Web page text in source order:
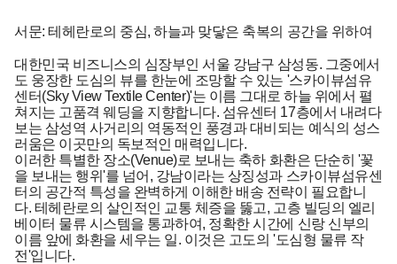
서문: 테헤란로의 중심, 하늘과 맞닿은 축복의 공간을 위하여
대한민국 비즈니스의 심장부인 서울 강남구 삼성동. 그중에서
도 웅장한 도심의 뷰를 한눈에 조망할 수 있는 '스카이뷰섬유
센터(Sky View Textile Center)'는 이름 그대로 하늘 위에서 펼
쳐지는 고품격 웨딩을 지향합니다. 섬유센터 17층에서 내려다
보는 삼성역 사거리의 역동적인 풍경과 대비되는 예식의 성스
러움은 이곳만의 독보적인 매력입니다.
이러한 특별한 장소(Venue)로 보내는 축하 화환은 단순히 '꽃
을 보내는 행위'를 넘어, 강남이라는 상징성과 스카이뷰섬유센
터의 공간적 특성을 완벽하게 이해한 배송 전략이 필요합니
다. 테헤란로의 살인적인 교통 체증을 뚫고, 고층 빌딩의 엘리
베이터 물류 시스템을 통과하여, 정확한 시간에 신랑 신부의
이름 앞에 화환을 세우는 일. 이것은 고도의 '도심형 물류 작
전'입니다.